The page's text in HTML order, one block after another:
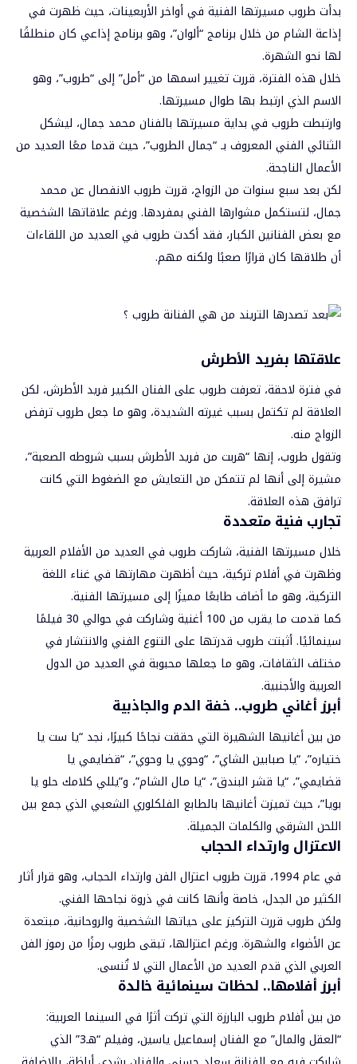
بدأت طروب مسيرتها الفنية في أواخر الأربعينات، حيث ظهرت في
إذاعة الشام من خلال برنامج “ألوان”، وهو برنامج إذاعي كان منطلقًا
لها نحو الشهرة.
خلال هذه الفترة، قررت تغيير اسمها من “أمل” إلى “طروب”، وهو
الاسم الذي ارتبط بها طوال مسيرتها.
وارتبطت طروب في بداية مسيرتها بالفنان محمد جمال، ليشكل
الثنائي الفني المعروف بـ “جمال الطروب”، حيث قدما معًا العديد من
الأعمال الناجحة.
لكن بعد سبع سنوات من الزواج، قررت طروب الانفصال عن محمد
جمال، لتستكمل مشوارها الفني بمفردها. ورغم علاقاتها الشخصية
مع بعض الفنانين الكبار، فقد أكدت طروب في العديد من اللقاءات
أن طلاقها كان قرارًا صعبًا ولكنه مهم.
علاقتها بفريد الأطرش
في فترة لاحقة، تعرفت طروب على الفنان الكبير فريد الأطرش، لكن
العلاقة لم تكتمل بسبب غيرته الشديدة، وهو ما جعل طروب ترفض
الزواج منه.
وتقول طروب، إنها “هربت من فريد الأطرش بسبب شروطه الصعبة”،
مشيرة إلى أنها لم تتمكن من التعايش مع الضغوط التي كانت
ترافق هذه العلاقة.
تجارب فنية متعددة
خلال مسيرتها الفنية، شاركت طروب في العديد من الأفلام العربية
وظهرت في أفلام تركية، حيث أظهرت مهارتها في غناء اللغة
التركية، وهو ما أضاف طابعًا مميزًا إلى مسيرتها الفنية.
كما قدمت ما يقرب من 100 أغنية وشاركت في حوالي 30 فيلمًا
سينمائيًا. أثبتت طروب قدرتها على التنوع الفني والانتشار في
مختلف الثقافات، وهو ما جعلها محبوبة في العديد من الدول
العربية والأجنبية.
أبرز أغاني طروب.. خفة الدم والجاذبية
من بين أغانيها الشهيرة التي حققت نجاحًا كبيرًا، نجد “يا ست يا
ختياره”، “يا صبابين الشاي”، “وحوي يا وحوي”، “قضايمي يا
قضايمي”، “يا قشر البندق”، “يا مال الشام”، و”يللي كلامك حلو يا
بويا”، حيث تميزت أغانيها بالطابع الفلكلوري الشعبي الذي جمع بين
اللحن الشرقي والكلمات الجميلة.
الاعتزال وارتداء الحجاب
في عام 1994، قررت طروب اعتزال الفن وارتداء الحجاب، وهو قرار أثار
الكثير من الجدل، خاصة وأنها كانت في ذروة نجاحها الفني.
ولكن طروب قررت التركيز على حياتها الشخصية والروحانية، مبتعدة
عن الأضواء والشهرة. ورغم اعتزالها، تبقى طروب رمزًا من رموز الفن
العربي الذي قدم العديد من الأعمال التي لا تُنسى.
أبرز أفلامها.. لحظات سينمائية خالدة
من بين أفلام طروب البارزة التي تركت أثرًا في السينما العربية:
“العقل والمال” مع الفنان إسماعيل ياسين، وفيلم “هـ3” الذي